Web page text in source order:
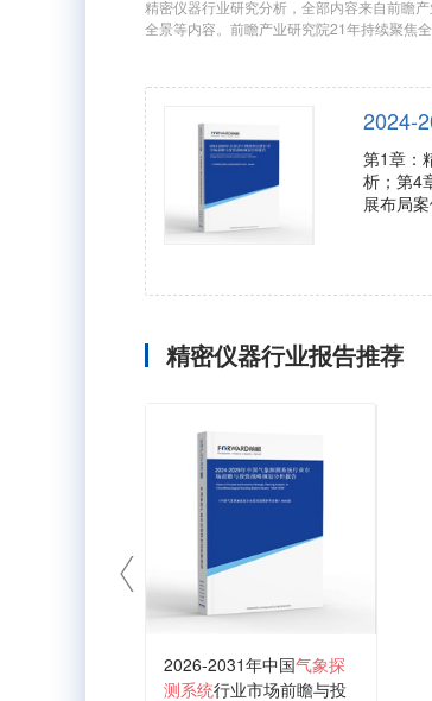
精密仪器行业研究分析，全部内容来自前瞻
全景等内容。前瞻产业研究院21年持续聚焦
2024-
第1章：
析；第4
展布局
精密仪器行业报告推荐
2026-2031年中国气象探
测系统行业市场前瞻与投